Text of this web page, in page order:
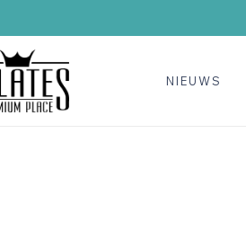
NIEUWS